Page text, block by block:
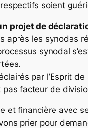
soient
projet de
après les synodes
synodal
par l’Esprit
pas facteur de
et financière avec
prier pour